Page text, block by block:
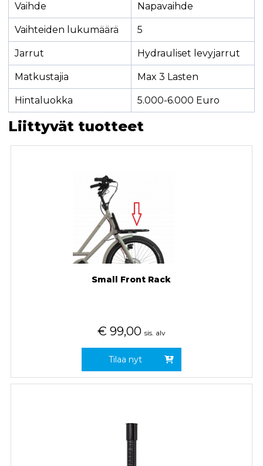
Vaihde Napavaihde
Vaihteiden lukumäärä 5
Jarrut Hydrauliset levyjarrut
Matkustajia Max 3 Lasten
Hintaluokka 5.000-6.000 Euro
Liittyvät tuotteet
Small Front Rack
€ 99,00 sis. alv
Tilaa nyt